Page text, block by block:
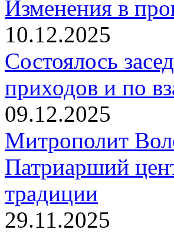
Изменения в
10.12.2025
Состоялось
приходов и по
09.12.2025
Митрополит
Патриарший
традиции
29.11.2025